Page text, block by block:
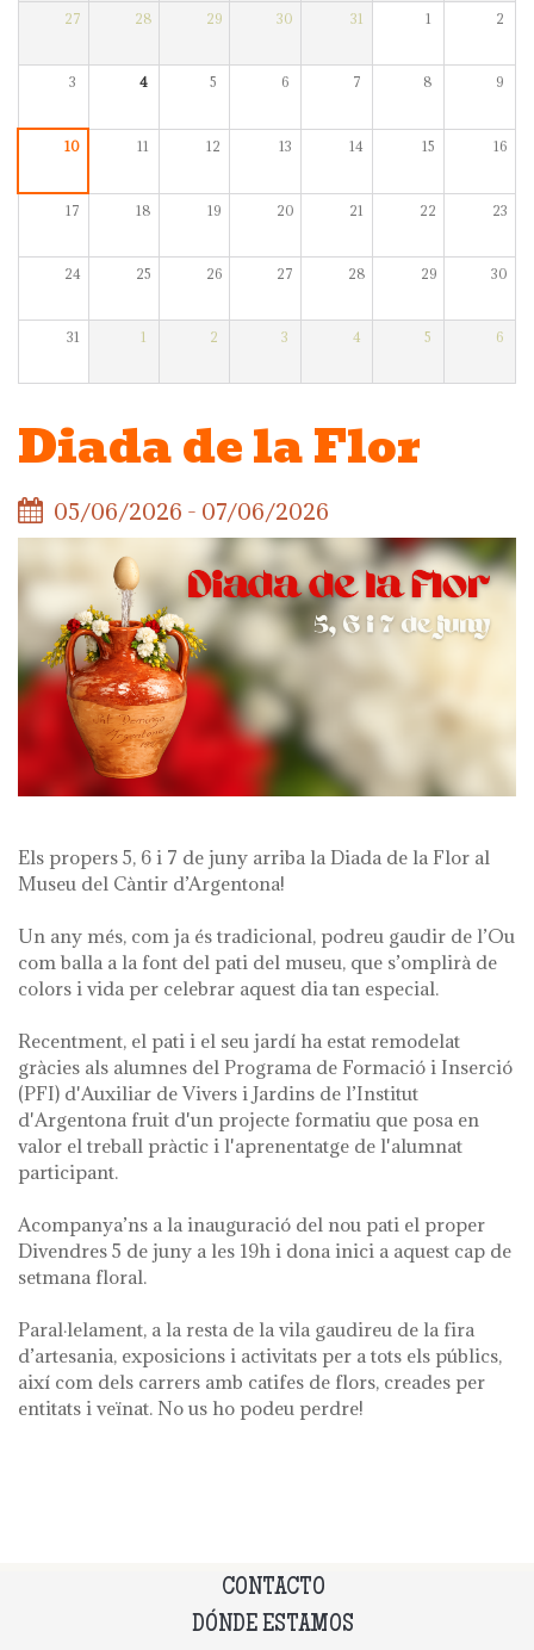
27 28 29 30 31 1 2
3 4 5 6 7 8 9
10 11 12 13 14 15 16
17 18 19 20 21 22 23
24 25 26 27 28 29 30
31 1 2 3 4 5 6
Diada de la Flor
05/06/2026 - 07/06/2026
Els propers 5, 6 i 7 de juny arriba la Diada de la Flor al
Museu del Càntir d’Argentona!
Un any més, com ja és tradicional, podreu gaudir de l’Ou
com balla a la font del pati del museu, que s’omplirà de
colors i vida per celebrar aquest dia tan especial.
Recentment, el pati i el seu jardí ha estat remodelat
gràcies als alumnes del Programa de Formació i Inserció
(PFI) d'Auxiliar de Vivers i Jardins de l’Institut
d'Argentona fruit d'un projecte formatiu que posa en
valor el treball pràctic i l'aprenentatge de l'alumnat
participant.
Acompanya’ns a la inauguració del nou pati el proper
Divendres 5 de juny a les 19h i dona inici a aquest cap de
setmana floral.
Paral·lelament, a la resta de la vila gaudireu de la fira
d’artesania, exposicions i activitats per a tots els públics,
així com dels carrers amb catifes de flors, creades per
entitats i veïnat. No us ho podeu perdre!
CONTACTO
DÓNDE ESTAMOS